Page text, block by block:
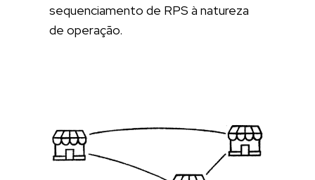
sequenciamento de RPS à natureza
de operação.